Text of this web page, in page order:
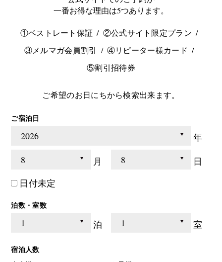
一番お得な理由は5つあります。
①ベストレート保証
②公式サイト限定プラン
③メルマガ会員割引
④リピーター様カード
⑤割引招待券
ご希望のお日にちから検索出来ます。
ご宿泊日
年
月
日
日付未定
泊数・室数
泊 室
宿泊人数